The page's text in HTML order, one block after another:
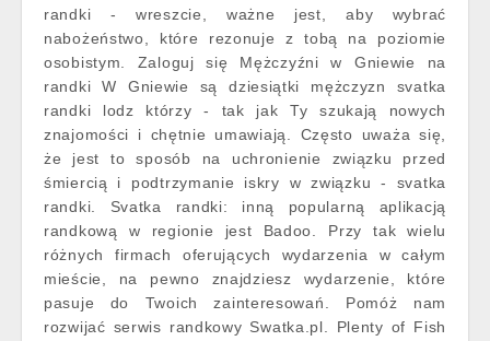
randki - wreszcie, ważne jest, aby wybrać
nabożeństwo, które rezonuje z tobą na poziomie
osobistym. Zaloguj się Mężczyźni w Gniewie na
randki W Gniewie są dziesiątki mężczyzn svatka
randki lodz którzy - tak jak Ty szukają nowych
znajomości i chętnie umawiają. Często uważa się,
że jest to sposób na uchronienie związku przed
śmiercią i podtrzymanie iskry w związku - svatka
randki. Svatka randki: inną popularną aplikacją
randkową w regionie jest Badoo. Przy tak wielu
różnych firmach oferujących wydarzenia w całym
mieście, na pewno znajdziesz wydarzenie, które
pasuje do Twoich zainteresowań. Pomóż nam
rozwijać serwis randkowy Swatka.pl. Plenty of Fish